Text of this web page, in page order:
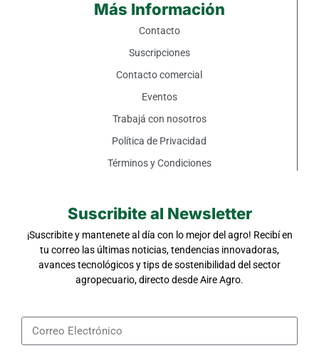
Más Información
Contacto
Suscripciones
Contacto comercial
Eventos
Trabajá con nosotros
Política de Privacidad
Términos y Condiciones
Suscribite al Newsletter
¡Suscribite y mantenete al día con lo mejor del agro! Recibí en
tu correo las últimas noticias, tendencias innovadoras,
avances tecnológicos y tips de sostenibilidad del sector
agropecuario, directo desde Aire Agro.